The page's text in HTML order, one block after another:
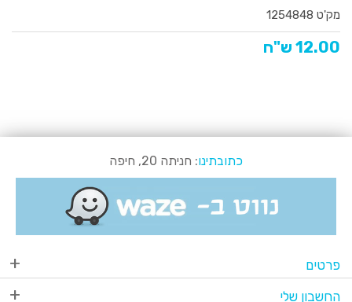
מק'ט 1254848
12.00 ש"ח
כתובתינו: חניתה 20, חיפה
פרטים
החשבון שלי